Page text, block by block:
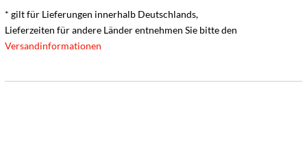
* gilt für Lieferungen innerhalb Deutschlands,
Lieferzeiten für andere Länder entnehmen Sie bitte den
Versandinformationen